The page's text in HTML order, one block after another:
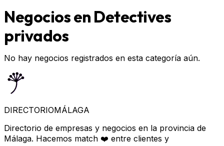
Negocios en Detectives
privados
No hay negocios registrados en esta categoría aún.
DIRECTORIOMÁLAGA
Directorio de empresas y negocios en la provincia de
Málaga. Hacemos match ❤️ entre clientes y